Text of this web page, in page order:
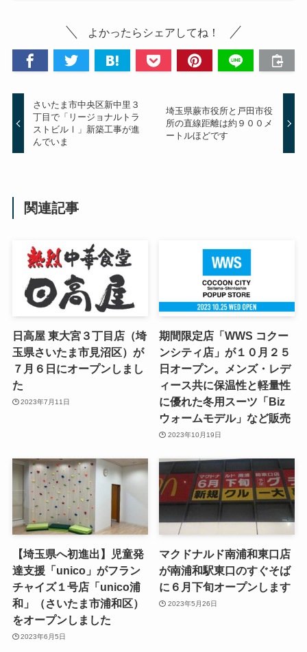
よかったらシェアしてね！
さいたま市中央区新中里３
丁目で「リージョナルトラ
ストビルⅠ」新築工事が進
んでいま
埼玉県蕨市役所と戸田市役
所の直線距離は約９００メ
ートルほどです
関連記事
日高屋 東大宮３丁目店（埼
玉県さいたま市見沼区）が
７月６日にオープンしまし
た
2023年7月11日
期間限定店「WWS コクー
ンシティ店」が１０月２５
日オープン。メンズ・レデ
ィース共に保温性と軽量性
に優れた冬用スーツ「Biz
ウォームモデル」など販売
2023年10月19日
【埼玉県へ初進出】児童発
達支援「unico」がフラン
チャイズ１号店「unico浦
和」（さいたま市浦和区）
をオープンしました
2023年6月5日
マクドナルド南浦和東口店
が南浦和駅東口のすぐそば
に６月下旬オープンします
2023年5月26日